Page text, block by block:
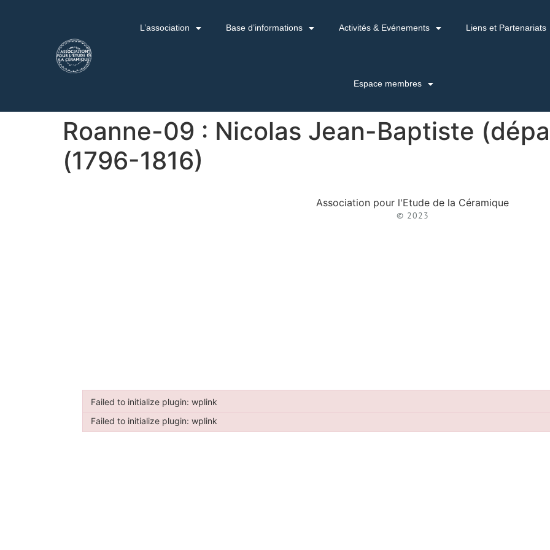
L’association Base d’informations Activités & Evénements Liens et Partenariats
Espace membres
Roanne-09 : Nicolas Jean-Baptiste
(1796-1816)
Association pour l'Etude de la Céramique
© 2023
Failed to initialize plugin: wplink
Failed to initialize plugin: wplink
Failed to initialize plugin: wplink